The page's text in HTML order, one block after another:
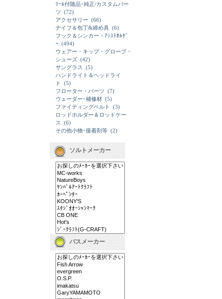
ﾘｰﾙ付随品･純正/カスタムパー
ツ (72)
アクセサリー (66)
ナイフ＆包丁&締め具 (6)
フック＆シンカー・ｱｼｽﾄﾎﾙﾀﾞ
ｰ (494)
ウェアー・キップ・グローブ・
シューズ (42)
サングラス
(5)
ハンドライト＆ヘッドライ
ト
(5)
フローター・パーツ (7)
ウェーダー･補修材 (5)
ファイティングベルト
(3)
ロッドホルダー＆ロッドケー
ス
(6)
その他小物･接着剤等 (2)
ソルトメーカー
バスメーカー